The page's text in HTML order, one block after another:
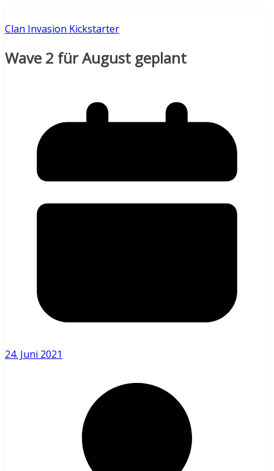
Clan Invasion Kickstarter
Wave 2 für August geplant
24. Juni 2021